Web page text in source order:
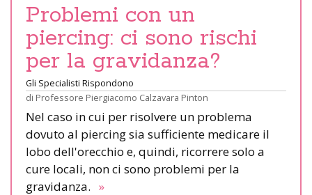
Problemi con un
piercing: ci sono rischi
per la gravidanza?
Gli Specialisti Rispondono
di Professore Piergiacomo Calzavara Pinton
Nel caso in cui per risolvere un problema
dovuto al piercing sia sufficiente medicare il
lobo dell'orecchio e, quindi, ricorrere solo a
cure locali, non ci sono problemi per la
gravidanza. »